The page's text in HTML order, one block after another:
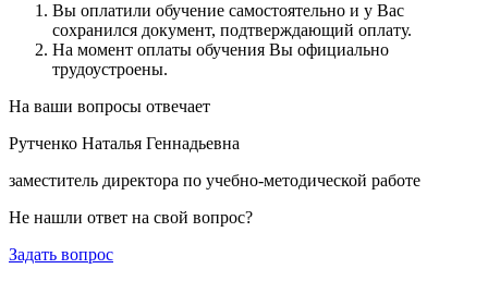
Вы оплатили обучение самостоятельно и у Вас
сохранился документ, подтверждающий оплату.
На момент оплаты обучения Вы официально
трудоустроены.
На ваши вопросы отвечает
Рутченко Наталья Геннадьевна
заместитель директора по учебно-методической работе
Не нашли ответ на свой вопрос?
Задать вопрос